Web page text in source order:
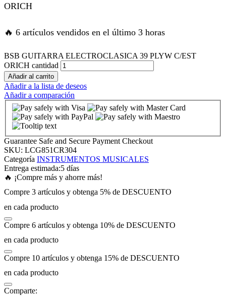
panel
panel
panel
panel
panel
panel
panel
ORICH
🔥 6 artículos vendidos en el último 3 horas
BSB GUITARRA ELECTROCLASICA 39 PLYW C/EST
ORICH cantidad
Añadir al carrito
Añadir a la lista de deseos
Añadir a comparación
Guarantee Safe and Secure Payment Checkout
SKU: LCG851CR304
Categoría INSTRUMENTOS MUSICALES
Entrega estimada:5 días
🔥 ¡Compre más y ahorre más!
Compre 3 artículos y obtenga 5% de DESCUENTO
en cada producto
Compre 6 artículos y obtenga 10% de DESCUENTO
en cada producto
Compre 10 artículos y obtenga 15% de DESCUENTO
en cada producto
Comparte: